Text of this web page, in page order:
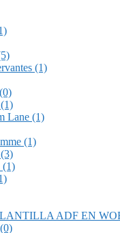
(1)
Lane (1)
(1)
(1)
ADF EN